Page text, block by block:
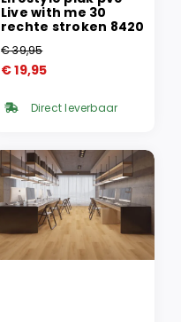
Live with me 30
rechte stroken 8420
€39,95
Oorspronkelijke
was:
€19,95
Huidige
is: Direct leverbaar